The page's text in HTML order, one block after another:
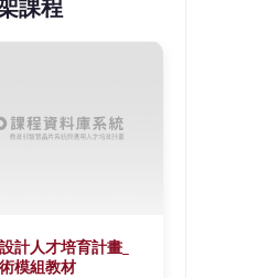
課程
計人才培育計畫_
模組教材